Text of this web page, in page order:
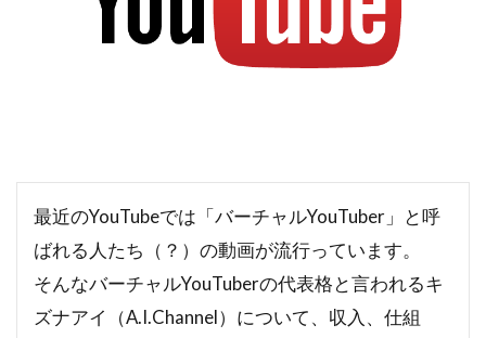
最近のYouTubeでは「バーチャルYouTuber」と呼
ばれる人たち（？）の動画が流行っています。
そんなバーチャルYouTuberの代表格と言われるキ
ズナアイ（A.I.Channel）について、収入、仕組